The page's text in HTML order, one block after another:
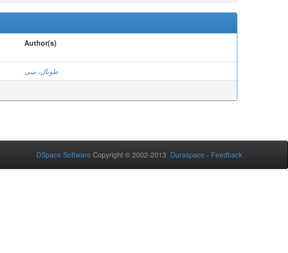
Author(s)
طوبال، منى
DSpace Software Copyright © 2002-2013 Duraspace - Feedback